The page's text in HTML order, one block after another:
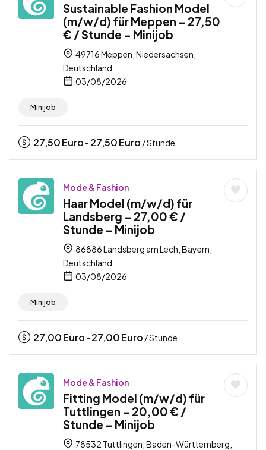
Sustainable Fashion Model
(m/w/d) für Meppen – 27,50
€ / Stunde – Minijob
49716 Meppen, Niedersachsen,
Deutschland
03/08/2026
Minijob
27,50Euro - 27,50Euro / Stunde
Mode & Fashion
Haar Model (m/w/d) für
Landsberg – 27,00 € /
Stunde – Minijob
86886 Landsberg am Lech, Bayern,
Deutschland
03/08/2026
Minijob
27,00Euro - 27,00Euro / Stunde
Mode & Fashion
Fitting Model (m/w/d) für
Tuttlingen – 20,00 € /
Stunde – Minijob
78532 Tuttlingen, Baden-Württemberg,